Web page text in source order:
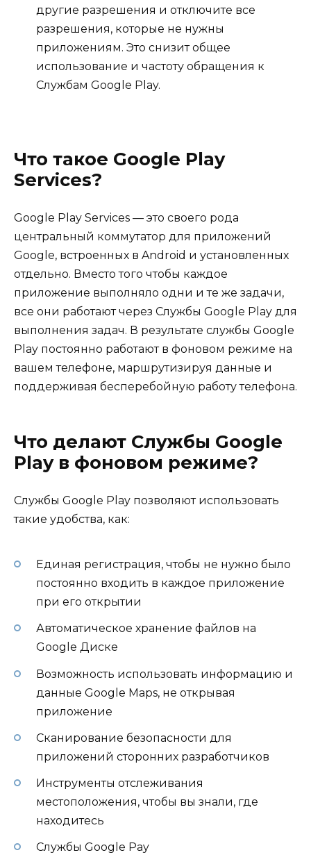
другие разрешения и отключите все
разрешения, которые не нужны
приложениям. Это снизит общее
использование и частоту обращения к
Службам Google Play.
Что такое Google Play
Services?
Google Play Services — это своего рода
центральный коммутатор для приложений
Google, встроенных в Android и установленных
отдельно. Вместо того чтобы каждое
приложение выполняло одни и те же задачи,
все они работают через Службы Google Play для
выполнения задач. В результате службы Google
Play постоянно работают в фоновом режиме на
вашем телефоне, маршрутизируя данные и
поддерживая бесперебойную работу телефона.
Что делают Службы Google
Play в фоновом режиме?
Службы Google Play позволяют использовать
такие удобства, как:
Единая регистрация, чтобы не нужно было
постоянно входить в каждое приложение
при его открытии
Автоматическое хранение файлов на
Google Диске
Возможность использовать информацию и
данные Google Maps, не открывая
приложение
Сканирование безопасности для
приложений сторонних разработчиков
Инструменты отслеживания
местоположения, чтобы вы знали, где
находитесь
Службы Google Pay